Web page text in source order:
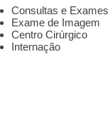
Consultas e
Exame de Imagem
Centro Cirúrgico
Internação